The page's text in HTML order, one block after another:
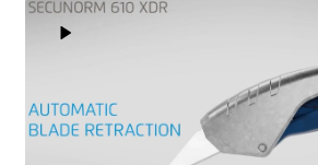
Play Video